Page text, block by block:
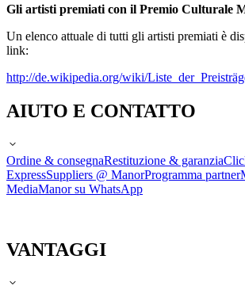
Gli artisti premiati con il Premio Culturale
Un elenco attuale di tutti gli artisti premiati è
link:
http://de.wikipedia.org/wiki/
AIUTO E CONTATTO
Ordine & consegnaRestituzione & garanzia
ExpressSuppliers @ ManorProgramma partner
MediaManor su WhatsApp
VANTAGGI